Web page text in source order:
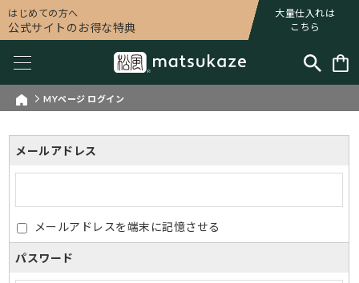
はじめての方へ
公式サイトのお得な特典
大量仕入れは
こちら
MYページ ログイン
メールアドレス
メールアドレスを端末に記憶させる
パスワード